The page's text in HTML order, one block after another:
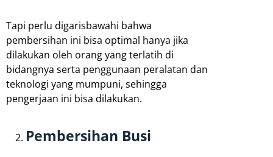
Tapi perlu digarisbawahi bahwa
pembersihan ini bisa optimal hanya jika
dilakukan oleh orang yang terlatih di
bidangnya serta penggunaan peralatan dan
teknologi yang mumpuni, sehingga
pengerjaan ini bisa dilakukan.
Pembersihan Busi